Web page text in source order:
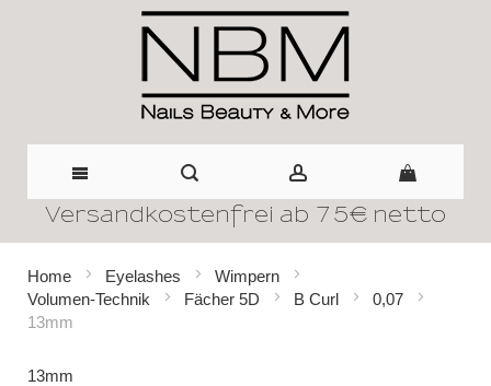
Direkt
Inhalt
Versandkostenfrei ab 75€ netto
Home Eyelashes
Wimpern
Volumen-Technik
Fächer 5D B Curl
0,07
13mm
13mm